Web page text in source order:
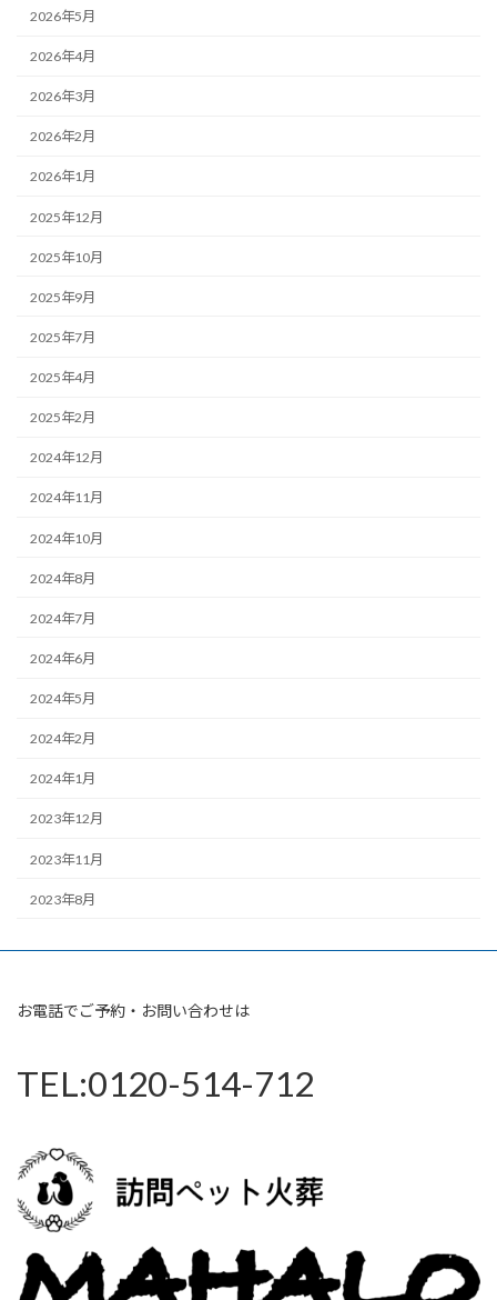
2026年5月
2026年4月
2026年3月
2026年2月
2026年1月
2025年12月
2025年10月
2025年9月
2025年7月
2025年4月
2025年2月
2024年12月
2024年11月
2024年10月
2024年8月
2024年7月
2024年6月
2024年5月
2024年2月
2024年1月
2023年12月
2023年11月
2023年8月
お電話でご予約・お問い合わせは
TEL:0120-514-712